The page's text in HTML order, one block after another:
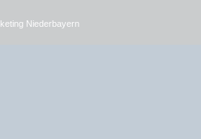
Niederbayern